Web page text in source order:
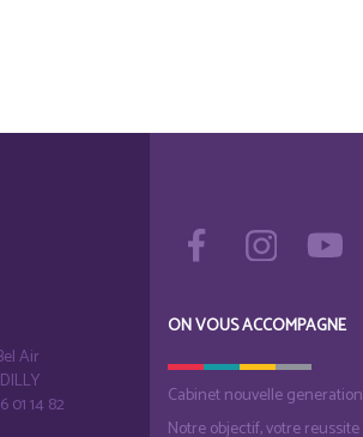
Air
01 14 82
ON VOUS ACCOMPAGNE
Cabinet nouvelle generation
Notre objectif, votre reussite